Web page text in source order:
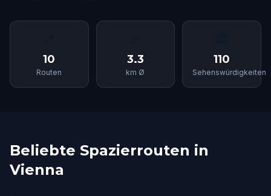
10
Routen
3.3
km Ø
110
Sehenswürdigkeiten
Beliebte Spazierrouten in
Vienna